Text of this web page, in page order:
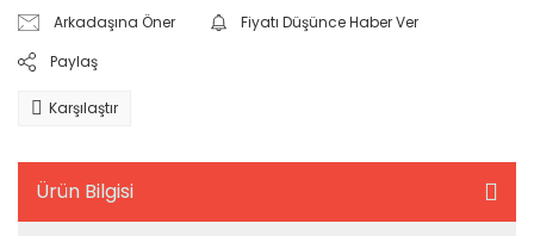
Arkadaşına Öner
Fiyatı Düşünce Haber Ver
Paylaş
Karşılaştır
Ürün Bilgisi